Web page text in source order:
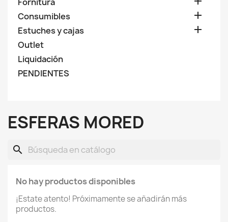
Consumibles 
Estuches y cajas 
Outlet
Liquidación
PENDIENTES
ESFERAS MORED
search
No hay productos disponibles
¡Estate atento! Próximamente se añadirán más
productos.